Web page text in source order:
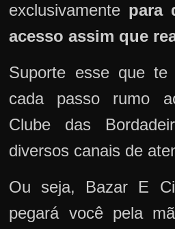
exclusivamente para
acesso assim que
Suporte esse que te
cada passo rumo
Clube das
diversos canais de
Ou seja, Bazar E
pegará você pela